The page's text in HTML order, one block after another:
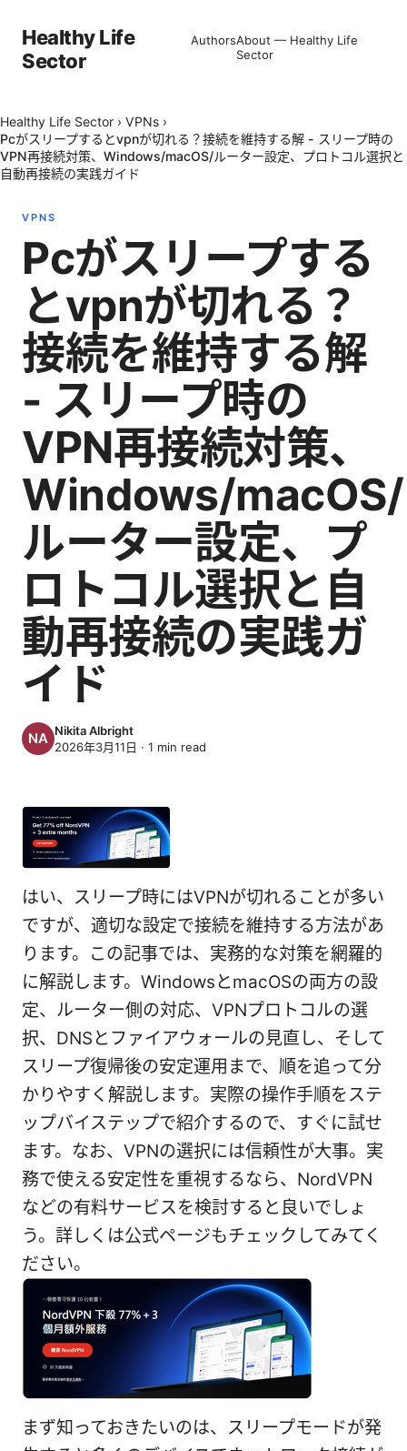
Healthy Life
Sector
AuthorsAbout — Healthy Life
Sector
Healthy Life Sector › VPNs ›
Pcがスリープするとvpnが切れる？接続を維持する解 - スリープ時の
VPN再接続対策、Windows/macOS/ルーター設定、プロトコル選択と
自動再接続の実践ガイド
VPNS
Pcがスリープする
とvpnが切れる？
接続を維持する解
- スリープ時の
VPN再接続対策、
Windows/macOS/
ルーター設定、プ
ロトコル選択と自
動再接続の実践ガ
イド
Nikita Albright
2026年3月11日 · 1 min read
はい、スリープ時にはVPNが切れることが多い
ですが、適切な設定で接続を維持する方法があ
ります。この記事では、実務的な対策を網羅的
に解説します。WindowsとmacOSの両方の設
定、ルーター側の対応、VPNプロトコルの選
択、DNSとファイアウォールの見直し、そして
スリープ復帰後の安定運用まで、順を追って分
かりやすく解説します。実際の操作手順をステ
ップバイステップで紹介するので、すぐに試せ
ます。なお、VPNの選択には信頼性が大事。実
務で使える安定性を重視するなら、NordVPN
などの有料サービスを検討すると良いでしょ
う。詳しくは公式ページもチェックしてみてく
ださい。
まず知っておきたいのは、スリープモードが発